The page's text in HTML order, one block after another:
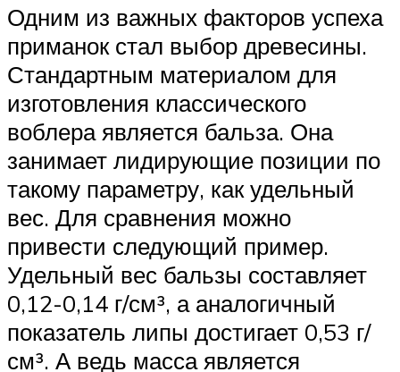
Одним из важных факторов успеха
приманок стал выбор древесины.
Стандартным материалом для
изготовления классического
воблера является бальза. Она
занимает лидирующие позиции по
такому параметру, как удельный
вес. Для сравнения можно
привести следующий пример.
Удельный вес бальзы составляет
0,12-0,14 г/см³, а аналогичный
показатель липы достигает 0,53 г/
см³. А ведь масса является